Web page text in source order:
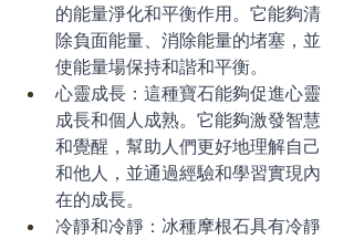
的能量淨化和平衡作用。它能夠清
除負面能量、消除能量的堵塞，並
使能量場保持和諧和平衡。
心靈成長：這種寶石能夠促進心靈
成長和個人成熟。它能夠激發智慧
和覺醒，幫助人們更好地理解自己
和他人，並通過經驗和學習實現內
在的成長。
冷靜和冷靜：冰種摩根石具有冷靜